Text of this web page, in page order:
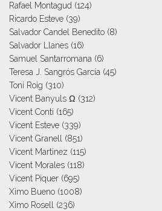
Rafael Montagud (124)
Ricardo Esteve (39)
Salvador Candel Benedito (8)
Salvador Llanes (16)
Samuel Santarromana (6)
Teresa J. Sangrós García (45)
Toni Roig (310)
Vicent Banyuls Ω (312)
Vicent Conti (165)
Vicent Esteve (339)
Vicent Granell (851)
Vicent Martinez (115)
Vicent Morales (118)
Vicent Piquer (695)
Ximo Bueno (1008)
Ximo Rosell (236)